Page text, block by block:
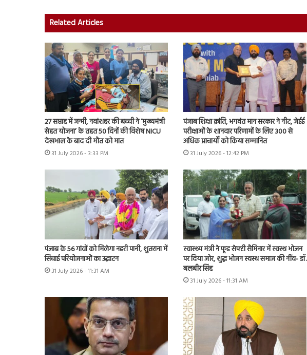
Related Articles
27 सप्ताह में जन्मी, नवांशहर की बच्ची ने ‘मुख्यमंत्री
सेहत योजना’ के तहत 50 दिनों की विशेष NICU
देखभाल के बाद दी मौत को मात
31 July 2026 - 3:33 PM
पंजाब शिक्षा क्रांति, भगवंत मान सरकार ने नीट, जेईई
परीक्षाओं के शानदार परिणामों के लिए 300 से
अधिक प्राचार्यों को किया सम्मानित
31 July 2026 - 12:42 PM
पंजाब के 56 गांवों को मिलेगा नहरी पानी, शुतराना में
सिंचाई परियोजनाओं का उद्घाटन
31 July 2026 - 11:31 AM
स्वास्थ्य मंत्री ने फूड सेफ्टी सैमिनार में स्वस्थ भोजन
पर दिया जोर, शुद्ध भोजन स्वस्थ समाज की नींव- डॉ.
बलबीर सिंह
31 July 2026 - 11:31 AM